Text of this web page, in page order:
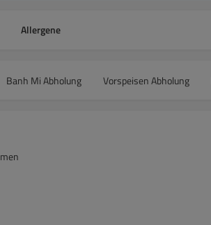
Allergene
Banh Mi Abholung Vorspeisen Abholung